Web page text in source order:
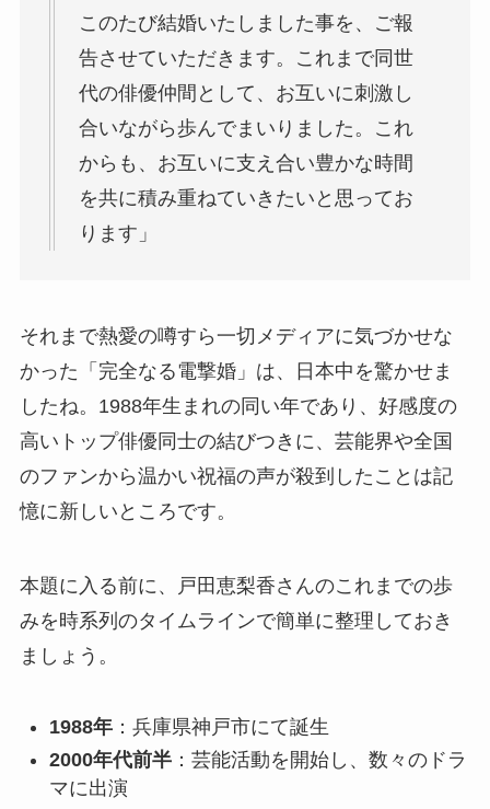
このたび結婚いたしました事を、ご報
告させていただきます。これまで同世
代の俳優仲間として、お互いに刺激し
合いながら歩んでまいりました。これ
からも、お互いに支え合い豊かな時間
を共に積み重ねていきたいと思ってお
ります」
それまで熱愛の噂すら一切メディアに気づかせな
かった「完全なる電撃婚」は、日本中を驚かせま
したね。1988年生まれの同い年であり、好感度の
高いトップ俳優同士の結びつきに、芸能界や全国
のファンから温かい祝福の声が殺到したことは記
憶に新しいところです。
本題に入る前に、戸田恵梨香さんのこれまでの歩
みを時系列のタイムラインで簡単に整理しておき
ましょう。
1988年：兵庫県神戸市にて誕生
2000年代前半：芸能活動を開始し、数々のドラ
マに出演